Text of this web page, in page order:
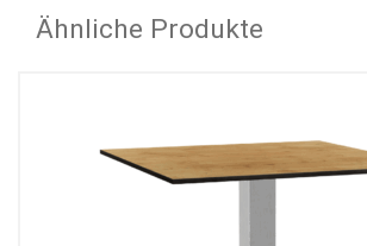
Ähnliche Produkte